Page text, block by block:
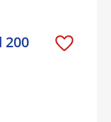
200